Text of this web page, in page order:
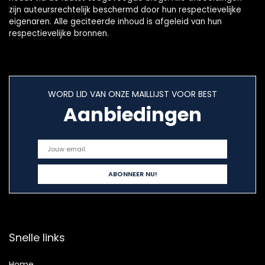
zijn auteursrechtelijk beschermd door hun respectievelijke
eigenaren. Alle geciteerde inhoud is afgeleid van hun
respectievelijke bronnen.
WORD LID VAN ONZE MAILLIJST VOOR BEST
Aanbiedingen
Snelle links